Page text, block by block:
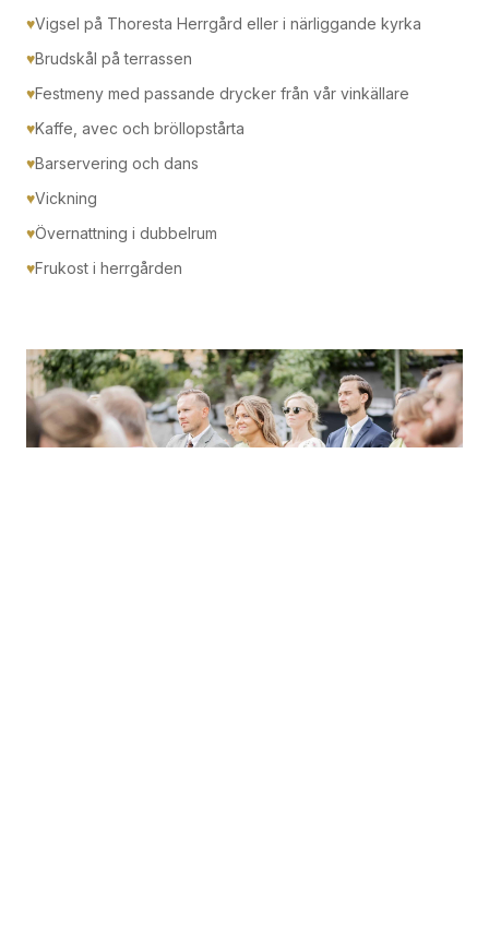
♥Vigsel på Thoresta Herrgård eller i närliggande kyrka
♥Brudskål på terrassen
♥Festmeny med passande drycker från vår vinkällare
♥Kaffe, avec och bröllopstårta
♥Barservering och dans
♥Vickning
♥Övernattning i dubbelrum
♥Frukost i herrgården